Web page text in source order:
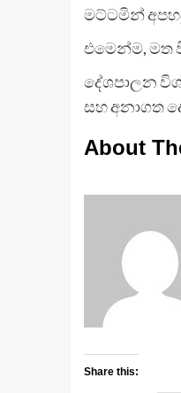
මට්ටමින්
එමෙන්ම, මත
දේශපාලන
සහ අනාගත
About
Share this: